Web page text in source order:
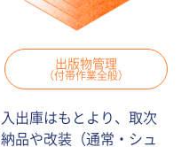
出版物管理
（付帯作業全般）
入出庫はもとより、取次
納品や改装（通常・シュ